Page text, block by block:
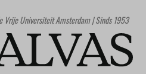
Vrije Universiteit Amsterdam | Sinds 1953